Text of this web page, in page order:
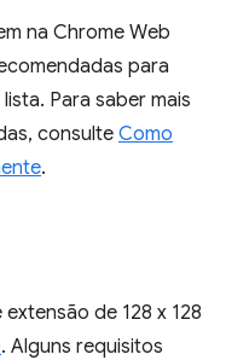
na Chrome Web
para
Para saber mais
consulte Como
.
de 128 x 128
. Alguns requisitos